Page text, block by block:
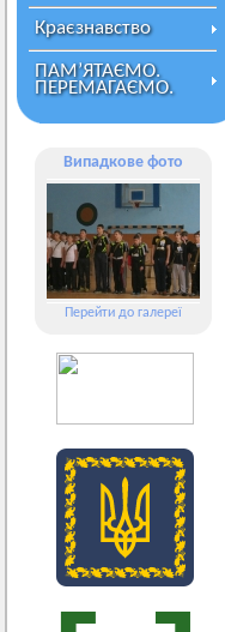
Краєзнавство
ПАМ’ЯТАЄМО.
ПЕРЕМАГАЄМО.
Випадкове фото
Перейти до галереї